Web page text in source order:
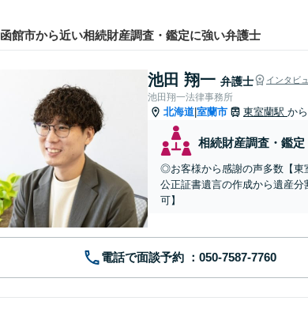
函館市から近い相続財産調査・鑑定に強い弁護士
池田 翔一 弁護士 インタビ
池田翔一法律事務所
北海道 室蘭市 東室蘭駅 か
相続財産調査・鑑定
◎お客様から感謝の声多数【東
公正証書遺言の作成から遺産
可】
電話で面談予約